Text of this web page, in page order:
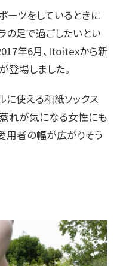
ツをしているときに
の足で過ごしたいとい
年6月、Itoitexから新
登場しました。
に使える和紙ソックス
れが気になる女性にも
用者の幅が広がりそう